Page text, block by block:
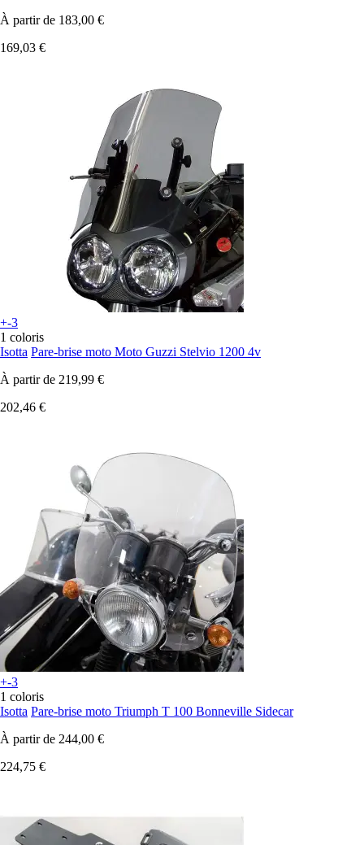
À partir de 183,00 €
169,03 €
+-3
1 coloris
Isotta Pare-brise moto Moto Guzzi Stelvio 1200 4v
À partir de 219,99 €
202,46 €
+-3
1 coloris
Isotta Pare-brise moto Triumph T 100 Bonneville Sidecar
À partir de 244,00 €
224,75 €